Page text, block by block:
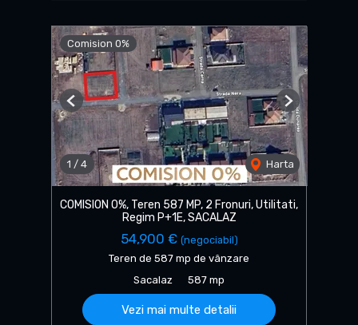
Comision 0%
1 / 4 Harta
Previous Next
COMISION 0%, Teren 587 MP, 2 Fronuri, Utilitati,
Regim P+1E, SACALAZ
54,900 € (negociabil)
Teren de 587 mp de vânzare
Sacalaz
587 mp
Vezi mai multe detalii